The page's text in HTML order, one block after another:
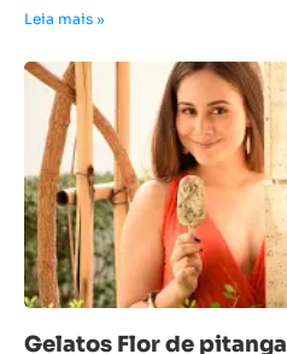
Leia mais »
Gelatos Flor de pitanga